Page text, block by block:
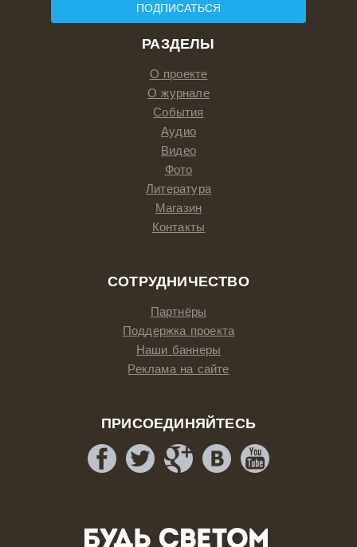
РАЗДЕЛЫ
О проекте
О журнале
События
Аудио
Видео
Фото
Литература
Магазин
Контакты
СОТРУДНИЧЕСТВО
Партнёры
Поддержка проекта
Наши баннеры
Реклама на сайте
ПРИСОЕДИНЯЙТЕСЬ
ПОДПИСАТЬСЯ